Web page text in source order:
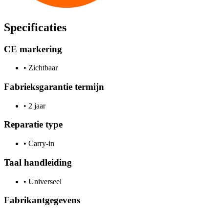
Specificaties
CE markering
• Zichtbaar
Fabrieksgarantie termijn
• 2 jaar
Reparatie type
• Carry-in
Taal handleiding
• Universeel
Fabrikantgegevens